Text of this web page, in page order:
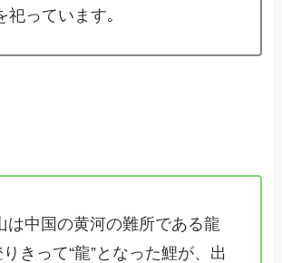
祀っています｡
は中国の黄河の難所である龍
きって“龍”となった鯉が、出